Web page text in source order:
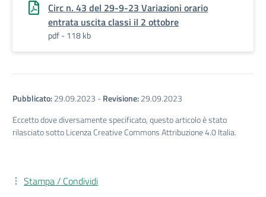
Circ n. 43 del 29-9-23 Variazioni orario
entrata uscita classi il 2 ottobre
pdf - 118 kb
Pubblicato:29.09.2023 -Revisione:29.09.2023
Eccetto dove diversamente specificato, questo articolo è stato
rilasciato sotto Licenza Creative Commons Attribuzione 4.0 Italia.
Stampa / Condividi